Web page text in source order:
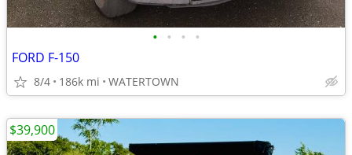
• • • •
FORD F-150
8/4 186k mi WATERTOWN
$39,900